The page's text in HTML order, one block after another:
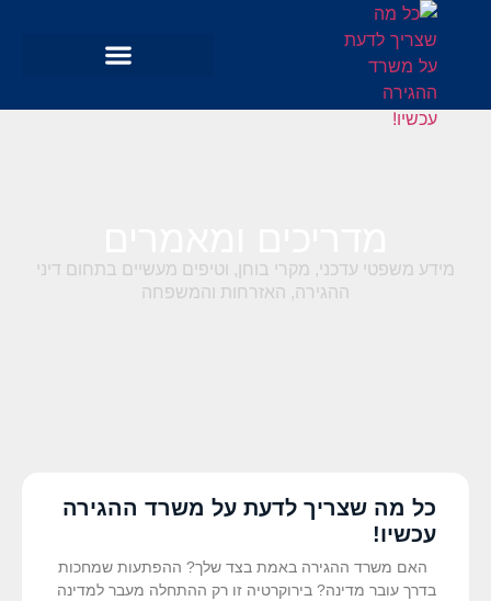
מידע משפטי עדכני, מקרי בוחן, וטיפים מעשיים בתחום דיני
ההגירה, האזרחות והמשפחה
כל מה שצריך לדעת על משרד ההגירה
עכשיו!
האם משרד ההגירה באמת בצד שלך? ההפתעות שמחכות
בדרך עובר מדינה? בירוקרטיה זו רק ההתחלה מעבר למדינה